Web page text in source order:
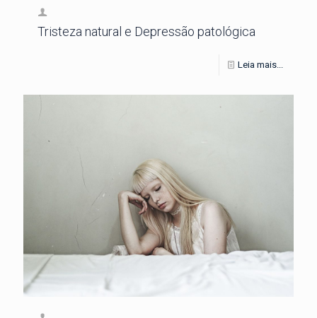
Tristeza natural e Depressão patológica
Leia mais...